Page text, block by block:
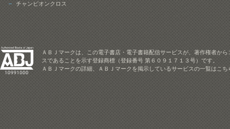
チャンピオンクロス
ＡＢＪマークは、この電子書店・電子書籍配信サービスが、著作権者か
スであることを示す登録商標（登録番号 第６０９１７１３号）です。
ＡＢＪマークの詳細、ＡＢＪマークを掲示しているサービスの一覧はこ